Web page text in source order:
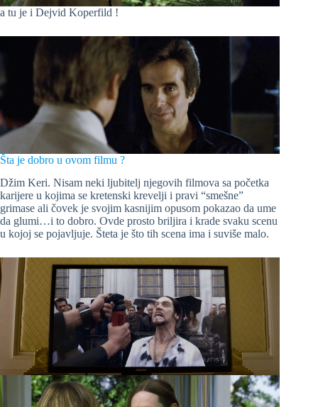
a tu je i Dejvid Koperfild !
Šta je dobro u ovom filmu ?
Džim Keri. Nisam neki ljubitelj njegovih filmova sa početka
karijere u kojima se kretenski krevelji i pravi “smešne”
grimase ali čovek je svojim kasnijim opusom pokazao da ume
da glumi…i to dobro. Ovde prosto briljira i krade svaku scenu
u kojoj se pojavljuje. Šteta je što tih scena ima i suviše malo.